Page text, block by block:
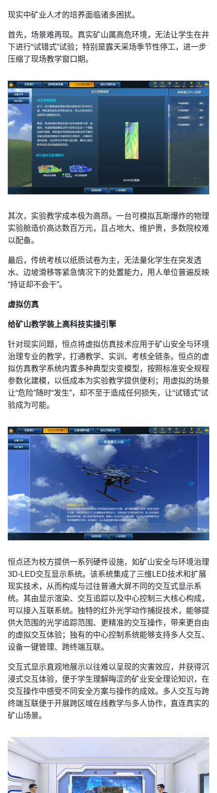
现实中矿业人才的培养面临诸多困扰。
首先，场景难再现。真实矿山属高危环境，无法让学生在井
下进行“试错式”试验；特别是露天采场季节性停工，进一步
压缩了现场教学窗口期。
其次，实验教学成本极为高昂。一台可模拟瓦斯爆炸的物理
实验舱造价高达数百万元，且占地大、维护贵，多数院校难
以配备。
最后，传统考核以纸质试卷为主，无法量化学生在突发透
水、边坡滑移等紧急情况下的处置能力，用人单位普遍反映
“持证却不会干”。
虚拟仿真
给矿山教学装上高科技实操引擎
针对现实问题，恒点将虚拟仿真技术应用于矿山安全与环境
治理专业的教学，打通教学、实训、考核全链条。恒点的虚
拟仿真教学系统内置多种典型灾变模型，按照标准安全规程
参数化建模，以低成本为实验教学提供便利；用虚拟的场景
让“危险”随时“发生”，却不至于造成任何损失，让“试错式”试
验成为可能。
恒点还为校方提供一系列硬件设施，如矿山安全与环境治理
3D-LED交互显示系统。该系统集成了三维LED技术和扩展
现实技术，从而构成与过往普通大屏不同的交互式显示系
统。其由显示渲染、交互追踪以及中心控制三大核心构成，
可以接入互联系统。独特的红外光学动作捕捉技术，能够提
供大范围的光学追踪范围、更精准的交互操作，带来更自由
的虚拟交互体验；独有的中心控制系统能够支持多人交互、
设备一键管理、跨终端互联。
交互式显示直观地展示以往难以呈现的灾害效应，并获得沉
浸式交互体验，便于学生理解晦涩的矿业安全理论知识，在
交互操作中感受不同安全方案与操作的成效。多人交互与跨
终端互联便于开展跨区域在线教学与多人协作，直连真实的
矿山场景。